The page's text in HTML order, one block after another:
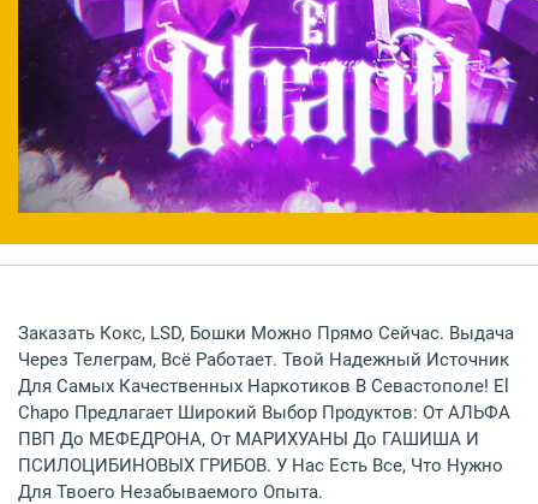
СПБ
Другие Города
Заказать Кокс, LSD, Бошки Можно Прямо Сейчас. Выдача
Через Телеграм, Всё Работает. Твой Надежный Источник
Для Самых Качественных Наркотиков В Севастополе! El
Chapo Предлагает Широкий Выбор Продуктов: От АЛЬФА
ПВП До МЕФЕДРОНА, От МАРИХУАНЫ До ГАШИША И
ПСИЛОЦИБИНОВЫХ ГРИБОВ. У Нас Есть Все, Что Нужно
Для Твоего Незабываемого Опыта.